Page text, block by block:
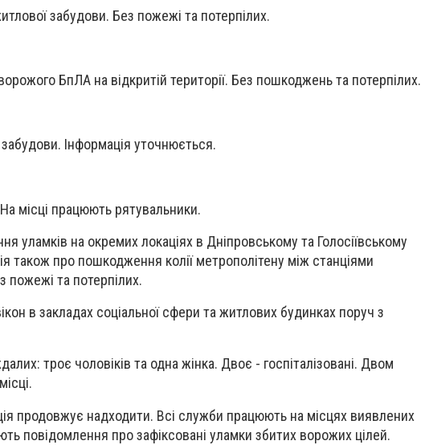
забудови. Без пожежі та потерпілих.
БпЛА на відкритій території. Без пошкоджень та потерпілих.
Інформація уточнюється.
місці працюють рятувальники.
уламків на окремих локаціях в Дніпровському та Голосіївському
також про пошкодження колії метрополітену між станціями
пожежі та потерпілих.
в закладах соціальної сфери та житлових будинках поруч з
троє чоловіків та одна жінка. Двоє - госпіталізовані. Двом
продовжує надходити. Всі служби працюють на місцях виявлених
повідомлення про зафіксовані уламки збитих ворожих цілей.